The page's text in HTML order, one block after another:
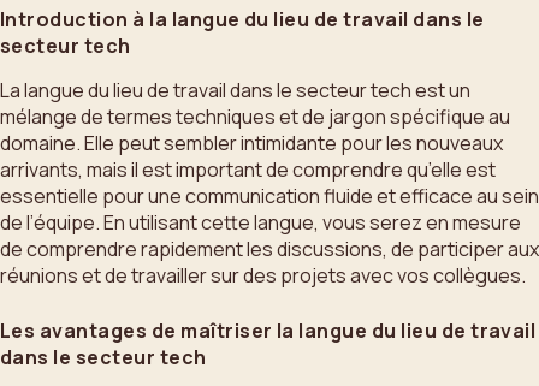
Introduction à la langue du lieu de travail dans le
secteur tech
La langue du lieu de travail dans le secteur tech est un
mélange de termes techniques et de jargon spécifique au
domaine. Elle peut sembler intimidante pour les nouveaux
arrivants, mais il est important de comprendre qu’elle est
essentielle pour une communication fluide et efficace au sein
de l’équipe. En utilisant cette langue, vous serez en mesure
de comprendre rapidement les discussions, de participer aux
réunions et de travailler sur des projets avec vos collègues.
Les avantages de maîtriser la langue du lieu de travail
dans le secteur tech